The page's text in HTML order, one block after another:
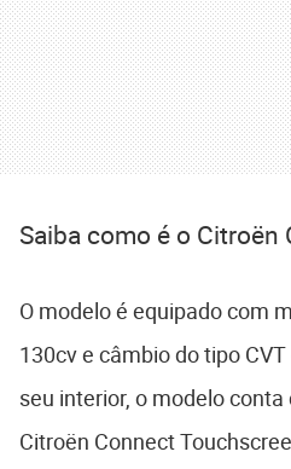
Saiba como é o Citroën
O modelo é equipado com
130cv e câmbio do tipo
seu interior, o modelo
Citroën Connect